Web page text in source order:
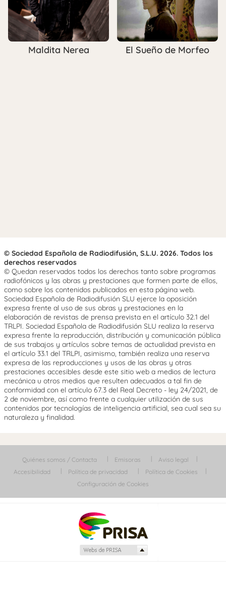
Maldita Nerea El Sueño de Morfeo
© Sociedad Española de Radiodifusión, S.L.U. 2026. Todos los
derechos reservados
© Quedan reservados todos los derechos tanto sobre programas
radiofónicos y las obras y prestaciones que formen parte de ellos,
como sobre los contenidos publicados en esta página web.
Sociedad Española de Radiodifusión SLU ejerce la oposición
expresa frente al uso de sus obras y prestaciones en la
elaboración de revistas de prensa prevista en el artículo 32.1 del
TRLPI. Sociedad Española de Radiodifusión SLU realiza la reserva
expresa frente la reproducción, distribución y comunicación pública
de sus trabajos y artículos sobre temas de actualidad prevista en
el artículo 33.1 del TRLPI, asimismo, también realiza una reserva
expresa de las reproducciones y usos de las obras y otras
prestaciones accesibles desde este sitio web a medios de lectura
mecánica u otros medios que resulten adecuados a tal fin de
conformidad con el artículo 67.3 del Real Decreto - ley 24/2021, de
2 de noviembre, así como frente a cualquier utilización de sus
contenidos por tecnologías de inteligencia artificial, sea cual sea su
naturaleza y finalidad.
Quiénes somos / Contacta Emisoras
Aviso legal
Accesibilidad
Política de privacidad
Política de Cookies
Configuración de Cookies